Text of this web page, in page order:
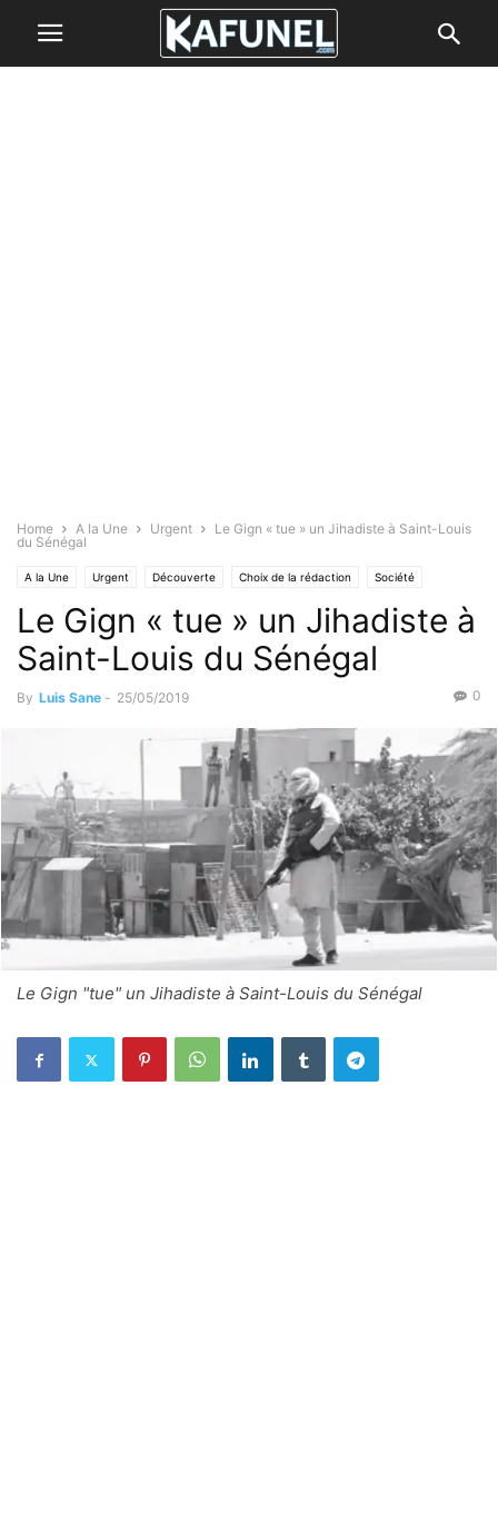
Home A la Une Urgent
Le Gign « tue » un Jihadiste à Saint-Louis
du Sénégal
A la Une Urgent Découverte Choix de la rédaction Société
Le Gign « tue » un Jihadiste à
Saint-Louis du Sénégal
By Luis Sane - 25/05/2019 0
Le Gign "tue" un Jihadiste à Saint-Louis du Sénégal